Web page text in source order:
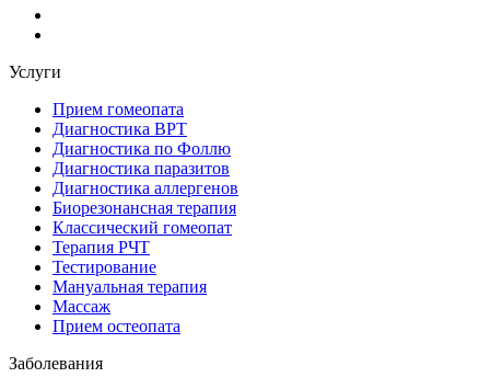
Услуги
Прием гомеопата
Диагностика ВРТ
Диагностика по Фоллю
Диагностика паразитов
Диагностика аллергенов
Биорезонансная терапия
Классический гомеопат
Терапия РЧТ
Тестирование
Мануальная терапия
Массаж
Прием остеопата
Заболевания